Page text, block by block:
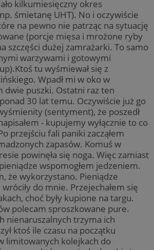
kilkumiesięczny okres
śmietanę UHT). No i oczywiście
na pewno nie patrząc na sytuację
(porcje mięsa i mrożone ryby
szczęści dużej zamrażarki. To samo
warzywami i gotowymi
tu wyśmiewał się z
Wpadł mi w oko w
dwie puszki. Ostatni raz ten
30 lat temu. Oczywiście już go
(sentyment), że poszedł
- kupujemy wyłącznie to co
przejściu fali paniki zacząłem
zapasów. Komuś w
powinęła się noga. Więc zamiast
wspomogłem jedzeniem.
że wykorzystano. Pieniądze
do mnie. Przejechałem się
choć były kupione na targu.
polecam sproszkowane pure.
nienaruszalnych trzyma ich
ktoś ile czasu na początku
limitowanych kolejkach do